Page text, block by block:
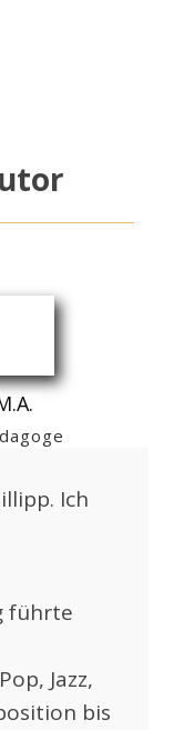
Ich
führte
Jazz,
bis